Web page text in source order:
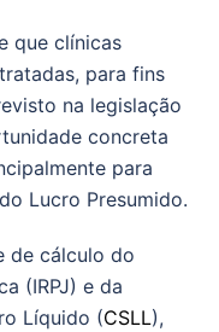
que clínicas
para fins
na legislação
concreta
para
Lucro Presumido.
de cálculo do
(IRPJ) e da
Líquido (CSLL),